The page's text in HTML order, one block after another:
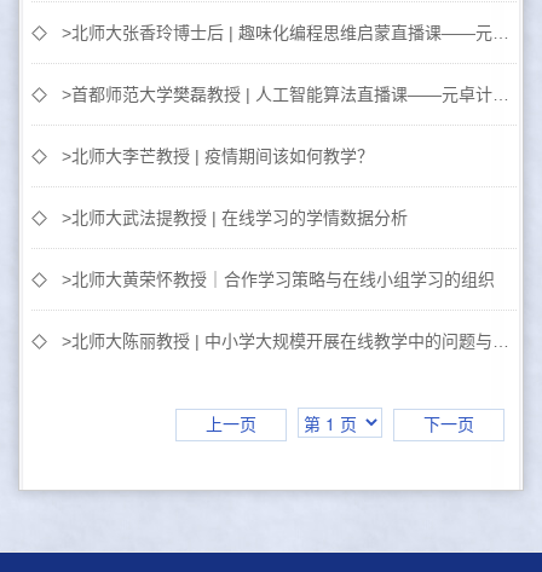
>北师大张香玲博士后 | 趣味化编程思维启蒙直播课——元卓计划在线公益课
>首都师范大学樊磊教授 | 人工智能算法直播课——元卓计划在线公益课
>北师大李芒教授 | 疫情期间该如何教学？
>北师大武法提教授 | 在线学习的学情数据分析
>北师大黄荣怀教授｜合作学习策略与在线小组学习的组织
>北师大陈丽教授 | 中小学大规模开展在线教学中的问题与解决方案
上一页 下一页